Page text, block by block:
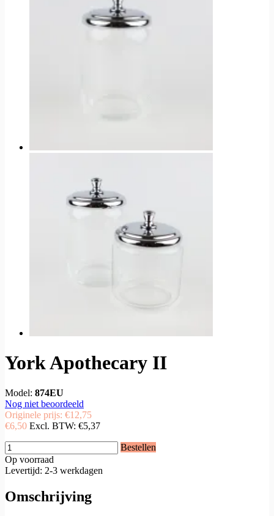
York Apothecary II
Model: 874EU
Nog niet beoordeeld
Originele prijs: €12,75
€6,50 Excl. BTW: €5,37
Bestellen
Op voorraad
Levertijd: 2-3 werkdagen
Omschrijving